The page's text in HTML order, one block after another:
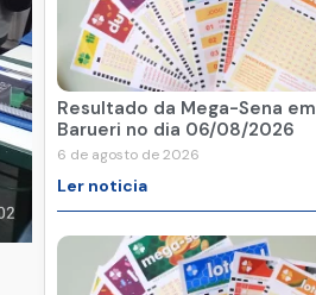
Resultado da Mega-Sena em
Barueri no dia 06/08/2026
6 de agosto de 2026
Ler noticia